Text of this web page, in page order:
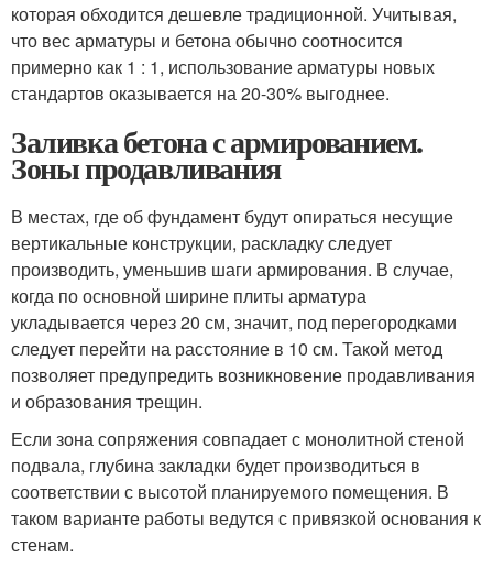
которая обходится дешевле традиционной. Учитывая,
что вес арматуры и бетона обычно соотносится
примерно как 1 : 1, использование арматуры новых
стандартов оказывается на 20-30% выгоднее.
Заливка бетона с армированием.
Зоны продавливания
В местах, где об фундамент будут опираться несущие
вертикальные конструкции, раскладку следует
производить, уменьшив шаги армирования. В случае,
когда по основной ширине плиты арматура
укладывается через 20 см, значит, под перегородками
следует перейти на расстояние в 10 см. Такой метод
позволяет предупредить возникновение продавливания
и образования трещин.
Если зона сопряжения совпадает с монолитной стеной
подвала, глубина закладки будет производиться в
соответствии с высотой планируемого помещения. В
таком варианте работы ведутся с привязкой основания к
стенам.